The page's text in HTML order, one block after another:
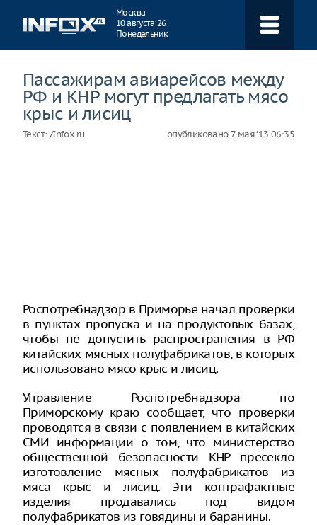
Москва
10 августа ‘26
Понедельник
Пассажирам авиарейсов между
РФ и КНР могут предлагать мясо
крыс и лисиц
Текст: /Infox.ru опубликовано7 мая ‘13 06:35
Роспотребнадзор в Приморье начал проверки
в пунктах пропуска и на продуктовых базах,
чтобы не допустить распространения в РФ
китайских мясных полуфабрикатов, в которых
использовано мясо крыс и лисиц.
Управление Роспотребнадзора по
Приморскому краю сообщает, что проверки
проводятся в связи с появлением в китайских
СМИ информации о том, что министерство
общественной безопасности КНР пресекло
изготовление мясных полуфабрикатов из
мяса крыс и лисиц. Эти контрафактные
изделия продавались под видом
полуфабрикатов из говядины и баранины.